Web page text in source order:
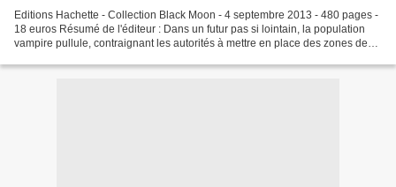
Editions Hachette - Collection Black Moon - 4 septembre 2013 - 480 pages -
18 euros Résumé de l'éditeur : Dans un futur pas si lointain, la population
vampire pullule, contraignant les autorités à mettre en place des zones de